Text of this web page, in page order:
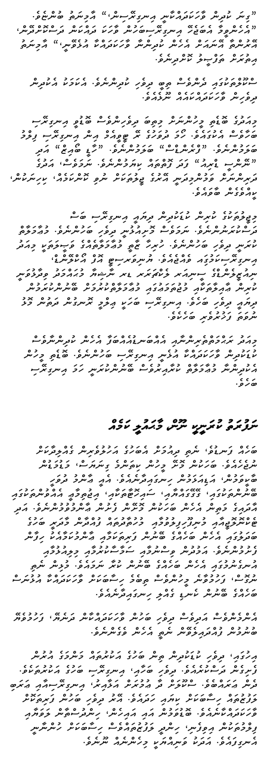
”ގިނަ ކުދިން ވާހަކަދައްކާނީ އިނގިރޭސިން،“ އާމިނަތު ބުންޏެވެ.
”އެހެންވީމާ އެބަޖެހޭ އިނގިރޭސިބަހުން ވާހަކަ ދައްކަން ދަސްކޮށްދޭން،
އޭރުންތާ އޭނައަށް އެހެން ކުދިންނާ ވާހަކަދައްކާ އުޅެވޭނީ،“ އާމިނަތު
އިތުރަށް ތަފްޞީލު ކޮށްދިނެވެ.
ސްކޫލްތަކުގައި ދެންވެސް ތިބީ ދިވެހި ކުދިންނެވެ. އެކަމަކު އެކުދިން
ދިވެހިން ވާހަކަދައްކައެއް ނޫޅެއެވެ.
މިއަދުގެ ބޮޑެތި މީހުންނަށް މިތިބަ ދިވެހިންވެސް ބޮޑުވީ އިނގިރޭސި
ބަހާވެސް އެކުގައެވެ. ހޯމަ ދުވަހުގެ ރޭ ޓީވީއެމް އިން އިނގިރޭސި ފިލްމު
ބަލަމުންނެވެ. ”ފްރެންޑްސް“ ބަލަމުންނެވެ. ”ހާޑީ ބޯއިޒް“ އަދި
”ނޭންސީ ޑްރިއު“ ފަދަ ފޮތްތައް ކިޔަމުންނެވެ. ނަމަވެސް، އަދުގެ
ދަރިންނަށް ވަމުންމިދަނީ އޭރުގެ ޖީލުތަކަށް ނުވި ކޮންކަމެއް، ކިހިނަކުން،
ކީއްވެގެން ބާވައެވެ.
މިޖީލުތަކުގެ ކުރިން ކުޑަކުދިން ދިޔައީ އިނގިރޭސި ބަސް
ދަސްކުރަނުންނެވެ. ނަމަވެސް މޮށިއުޅުނީ ދިވެހި ބަހުންނެވެ. މުޢާމަލާތް
ކުރަނީ ދިވެހި ބަހުންނެވެ. ހުރިހާ ޒާތީ މުޢާމަލާތެއްގެ ވަޞީލަތަކީ މިއަދު
އިނގިރޭސިކަމުގަިއ ވެއްޖެއެވެ. ޔުނިވަރސިޓީ އޮފް އޯކްލޭންޑް،
ނިއުޒީލެންޑްގެ ސީނިއަރ ލެކްޗަރަރ ޑރ ނާޝިޔާ މުޙައްމަދު ވިދާޅުވަނީ
ކުރިން ޢާއިލާތަކާއި މުޖުތަމަޢުގައި މުޢާމަލާތްކުރުމަށް ބޭނުންކުރަމުން
ދިޔައީ ދިވެހި ބަހެވެ. އިނގިރޭސި ބަހަކީ ޢިލްމީ ރޮނގުން ދަތުން މޮޅު
ނުވަތަ ފަޚުރުވެރި ބަހެކެވެ.
މިއަދު ރަޙްމަތްތެރިންނާއި އެއްބަނޑުއެއްބަފާ އެހެން ކުދިންނާވެސް
ކުޑަކުދިން ވާހަކަދައްކާ އުޅެނީ އިނގިރޭސި ބަހުންނެވެ. ބޮޑެތި މީހުން
އެކުދިންނާ މުޢާމަލާތް ކުރާއިރުވެސް ބޭނުންކުރަނީ ހަމަ އިނގިރޭސި
ބަހެވެ.
ނަފުރަތު ކުރަނީކީ ނޫން، މާޙައުލީ ކަމެއް
ބަހެއް ފަނޑުވެ، ނެތި ދިއުމަށް އެބަހުގެ އަހުލުވެރިން ގެއްލިދާކަށް
ނުޖެހެއެވެ. ބަހަކުން މޮށޭ މީހުން ކިތަންމެ ގިނަޔަސް، މަޑުމަޑުން
ބާކީވަމުން، އަޑިއަޅަމުން ހިނގައިދާނެއެވެ. އެއީ ޢާންމު ދުވަހީ
ބޭނުންތަކުގައި، ގޭގޭގައްޔާއި، ސައިހޮޓާތަކާއި، އިޖުތިމާޢީ އެއްވުންތަކުގައި
އާދައިގެ މަތިން އެހެން ބަހަކުން މޮށޭން ފެށުން ޢާންމުވުމުންނެވެ. އަދި
ޓެކްނޮލޮޖީއާއި މުނިފޫހިފިލުވުމާއި މުހުތާދުތައް ފުއްދާން މާދަރީ ބަހުގެ
ބަދަލުގައި އެހެން ބަހެއްގެ ބޭނުން ފަރިތަކަމާއި ޢާންމުކަމާއެކު ހިފާން
ފެށުމުންނެވެ. އަމުދުން ވިސްނުމާއި ސަމާސާކުރުމާއި މިލިއުޅުމާއި
އުނގެނުމުގައި އެހެން ބަހެއްގެ ބޭނުން ކުރާ ނަމައެވެ. މުޅިން ނެތި
ނުގޮސް، ފަހުމުވާނެ މީހުންވެސް ތިބެމެ ހިސާބަކަށް ވާހަކަދައްކާ އުޅުނަސް
ބަހެއްގެ ބޭނުން ކެނޑި ގެއްލި ހިނގައިދާނެއެވެ.
އެންމެންވެސް އަދިވެސް ދިވެހި ބަހުން ވާހަކަދައްކާން ދަނެޔޭ، ފަހުމުވެޔޭ
ބުނުމުން ފުއްދައިލެވޭން ނެތީ އެހެން ވެގެންނެވެ.
އިހުގައި، ދިވެހި ކުޑަކުދިން ތިން ބަހުގެ އަކުރުތައް މަންމަގެ އުރުން
ފެށިގެން ދަސްކުރެއެވެ. ދިވެހި ބަހާއި، އިނގިރޭސި ބަހުގެ އަކުރުތަކެވެ.
ދެން ޢަރައްބެވެ. ސްކޫލަށް ދާ ޢުމުރަށް އަޅާއިރު، އިނގިރޭސިއާއި ޢަރަބި
ލަފުޒުތައް ހިސާބަކަށް ކިޔައި ހަދައެވެ. އޭރު ދިވެހި ބަހުން ފަރިތަކޮށް
ވާހަކަދައްކާނެއެވެ. ބޮޑުވަމުން އައި އައިހެން، ހިންދުސްތާން ލަވަޔާއި
ފިލްމުތަކުން އިވިފެނި، ހިންދީ ލަފުޒުތައްވެސް ހިސާބަކަށް ހުންނާނީ
އެނގިފައެވެ. އަދަކު ވަނިއްޔަކީ މިހެންނެއް ނޫނެވެ.